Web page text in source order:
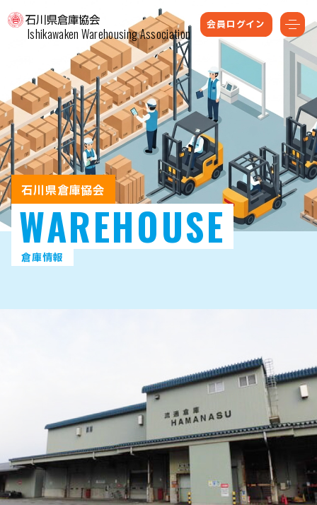
Ishikawaken Warehousing Association
会員ログイン
石川県倉庫協会
WAREHOUSE
倉庫情報